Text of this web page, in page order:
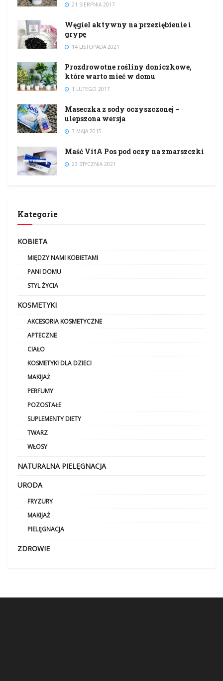
21 SIERPNIA 2017
Węgiel aktywny na przeziębienie i
grypę
14 LISTOPADA 2021
Prozdrowotne rośliny doniczkowe,
które warto mieć w domu
1 LUTEGO 2017
Maseczka z sody oczyszczonej –
ulepszona wersja
3 MAJA 2015
Maść VitA Pos pod oczy na zmarszczki
23 STYCZNIA 2021
Kategorie
KOBIETA
MIĘDZY NAMI KOBIETAMI
PANI DOMU
STYL ŻYCIA
KOSMETYKI
AKCESORIA KOSMETYCZNE
APTECZNE
CIAŁO
KOSMETYKI DLA DZIECI
MAKIJAŻ
PERFUMY
POZOSTAŁE
SUPLEMENTY DIETY
TWARZ
WŁOSY
NATURALNA PIELĘGNACJA
URODA
FRYZURY
MAKIJAŻ
PIELĘGNACJA
ZDROWIE